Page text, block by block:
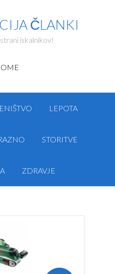
ČLANKI
iskalnikov!
LEPOTA
STORITVE
ZDRAVJE